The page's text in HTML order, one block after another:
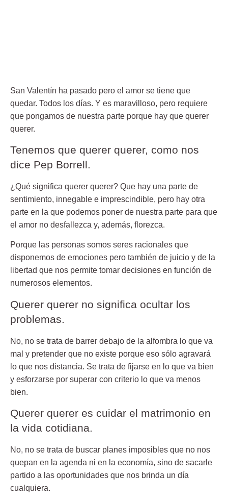
San Valentín ha pasado pero el amor se tiene que
quedar. Todos los días. Y es maravilloso, pero requiere
que pongamos de nuestra parte porque hay que querer
querer.
Tenemos que querer querer, como nos
dice Pep Borrell.
¿Qué significa querer querer? Que hay una parte de
sentimiento, innegable e imprescindible, pero hay otra
parte en la que podemos poner de nuestra parte para que
el amor no desfallezca y, además, florezca.
Porque las personas somos seres racionales que
disponemos de emociones pero también de juicio y de la
libertad que nos permite tomar decisiones en función de
numerosos elementos.
Querer querer no significa ocultar los
problemas.
No, no se trata de barrer debajo de la alfombra lo que va
mal y pretender que no existe porque eso sólo agravará
lo que nos distancia. Se trata de fijarse en lo que va bien
y esforzarse por superar con criterio lo que va menos
bien.
Querer querer es cuidar el matrimonio en
la vida cotidiana.
No, no se trata de buscar planes imposibles que no nos
quepan en la agenda ni en la economía, sino de sacarle
partido a las oportunidades que nos brinda un día
cualquiera.